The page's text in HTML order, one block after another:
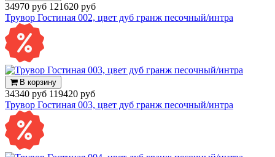
34970 руб 121620 руб
Трувор Гостиная 002, цвет дуб гранж песочный/интра
В корзину
34340 руб 119420 руб
Трувор Гостиная 003, цвет дуб гранж песочный/интра